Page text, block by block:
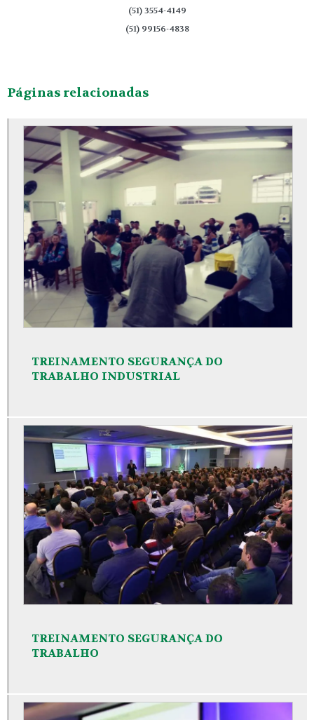
(51) 3554-4149
(51) 99156-4838
Páginas relacionadas
TREINAMENTO SEGURANÇA DO
TRABALHO INDUSTRIAL
TREINAMENTO SEGURANÇA DO
TRABALHO